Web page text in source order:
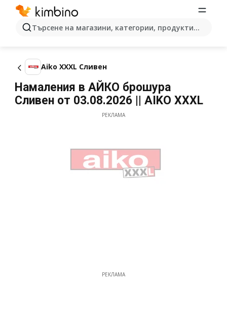
Търсене на магазини, категории, продукти...
Aiko XXXL Сливен
Намаления в АЙКО брошура
Сливен от 03.08.2026 || AIKO XXXL
РЕКЛАМА
РЕКЛАМА